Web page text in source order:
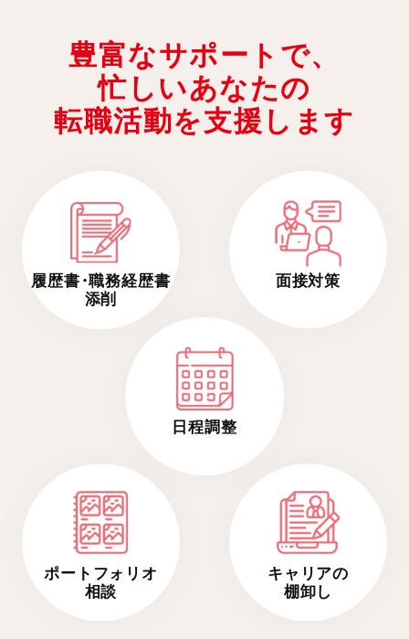
豊富なサポートで、
忙しいあなたの
転職活動を支援します
履歴書・職務経歴書
添削
面接対策
日程調整
ポートフォリオ
相談
キャリアの
棚卸し